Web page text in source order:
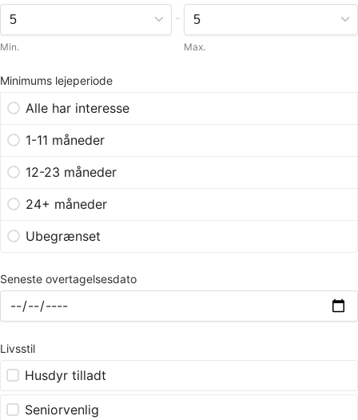
Min.
-
Max.
Minimums lejeperiode
Alle har interesse
1-11 måneder
12-23 måneder
24+ måneder
Ubegrænset
Seneste overtagelsesdato
Livsstil
Husdyr tilladt
Seniorvenlig